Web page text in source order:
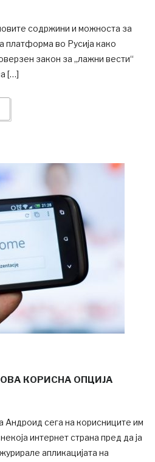
содржини и можноста за
платформа во Русија како
закон за „лажни вести“
[…]
КОРИСНА ОПЦИЈА
Андроид сега на корисниците им
интернет страна пред да ја
апликацијата на